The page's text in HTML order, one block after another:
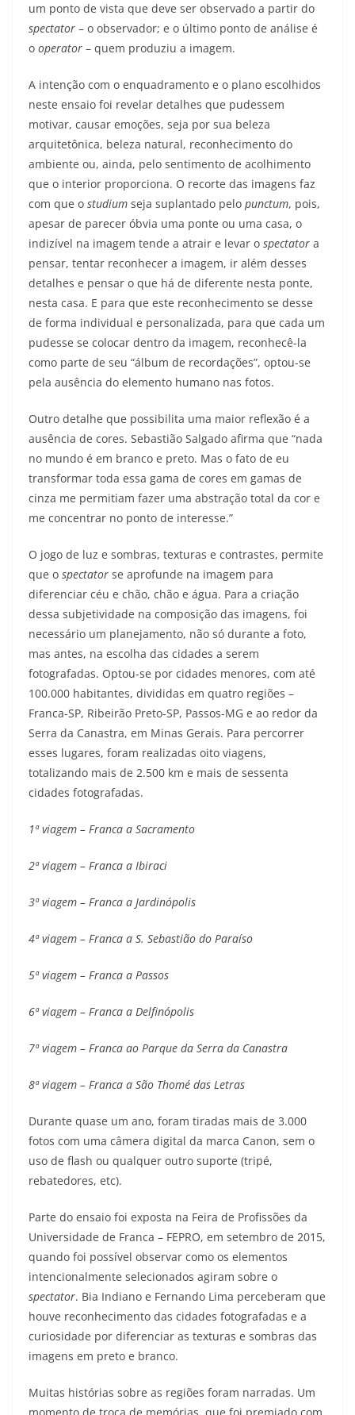
um ponto de vista que deve ser observado a partir do
spectator – o observador; e o último ponto de análise é
o operator – quem produziu a imagem.
A intenção com o enquadramento e o plano escolhidos
neste ensaio foi revelar detalhes que pudessem
motivar, causar emoções, seja por sua beleza
arquitetônica, beleza natural, reconhecimento do
ambiente ou, ainda, pelo sentimento de acolhimento
que o interior proporciona. O recorte das imagens faz
com que o studium seja suplantado pelo punctum, pois,
apesar de parecer óbvia uma ponte ou uma casa, o
indizível na imagem tende a atrair e levar o spectator a
pensar, tentar reconhecer a imagem, ir além desses
detalhes e pensar o que há de diferente nesta ponte,
nesta casa. E para que este reconhecimento se desse
de forma individual e personalizada, para que cada um
pudesse se colocar dentro da imagem, reconhecê-la
como parte de seu “álbum de recordações”, optou-se
pela ausência do elemento humano nas fotos.
Outro detalhe que possibilita uma maior reflexão é a
ausência de cores. Sebastião Salgado afirma que “nada
no mundo é em branco e preto. Mas o fato de eu
transformar toda essa gama de cores em gamas de
cinza me permitiam fazer uma abstração total da cor e
me concentrar no ponto de interesse.”
O jogo de luz e sombras, texturas e contrastes, permite
que o spectator se aprofunde na imagem para
diferenciar céu e chão, chão e água. Para a criação
dessa subjetividade na composição das imagens, foi
necessário um planejamento, não só durante a foto,
mas antes, na escolha das cidades a serem
fotografadas. Optou-se por cidades menores, com até
100.000 habitantes, divididas em quatro regiões –
Franca-SP, Ribeirão Preto-SP, Passos-MG e ao redor da
Serra da Canastra, em Minas Gerais. Para percorrer
esses lugares, foram realizadas oito viagens,
totalizando mais de 2.500 km e mais de sessenta
cidades fotografadas.
1ª viagem – Franca a Sacramento
2ª viagem – Franca a Ibiraci
3ª viagem – Franca a Jardinópolis
4ª viagem – Franca a S. Sebastião do Paraíso
5ª viagem – Franca a Passos
6ª viagem – Franca a Delfinópolis
7ª viagem – Franca ao Parque da Serra da Canastra
8ª viagem – Franca a São Thomé das Letras
Durante quase um ano, foram tiradas mais de 3.000
fotos com uma câmera digital da marca Canon, sem o
uso de flash ou qualquer outro suporte (tripé,
rebatedores, etc).
Parte do ensaio foi exposta na Feira de Profissões da
Universidade de Franca – FEPRO, em setembro de 2015,
quando foi possível observar como os elementos
intencionalmente selecionados agiram sobre o
spectator. Bia Indiano e Fernando Lima perceberam que
houve reconhecimento das cidades fotografadas e a
curiosidade por diferenciar as texturas e sombras das
imagens em preto e branco.
Muitas histórias sobre as regiões foram narradas. Um